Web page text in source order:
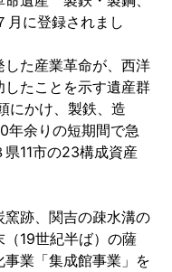
月に登録されまし
た産業革命が、西洋
たことを示す遺産群
にかけ、製鉄、造
年余りの短期間で急
11市の23構成資産
跡、関吉の疎水溝の
（19世紀半ば）の薩
業「集成館事業」を